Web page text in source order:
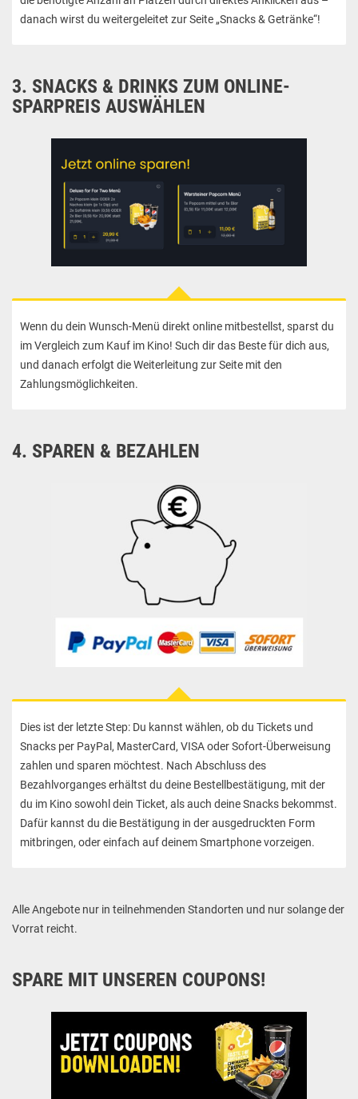
danach wirst du weitergeleitet zur Seite „Snacks & Getränke“!
3. SNACKS & DRINKS ZUM ONLINE-
SPARPREIS AUSWÄHLEN
Wenn du dein Wunsch-Menü direkt online mitbestellst, sparst du
im Vergleich zum Kauf im Kino! Such dir das Beste für dich aus,
und danach erfolgt die Weiterleitung zur Seite mit den
Zahlungsmöglichkeiten.
4. SPAREN & BEZAHLEN
Dies ist der letzte Step: Du kannst wählen, ob du Tickets und
Snacks per PayPal, MasterCard, VISA oder Sofort-Überweisung
zahlen und sparen möchtest. Nach Abschluss des
Bezahlvorganges erhältst du deine Bestellbestätigung, mit der
du im Kino sowohl dein Ticket, als auch deine Snacks bekommst.
Dafür kannst du die Bestätigung in der ausgedruckten Form
mitbringen, oder einfach auf deinem Smartphone vorzeigen.
Alle Angebote nur in teilnehmenden Standorten und nur solange der
Vorrat reicht.
SPARE MIT UNSEREN COUPONS!